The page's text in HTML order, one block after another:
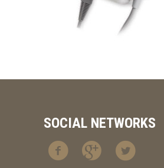
SOCIAL NETWORKS